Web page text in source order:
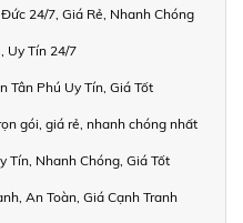
24/7, Giá Rẻ, Nhanh Chóng
Uy Tín 24/7
Tân Phú Uy Tín, Giá Tốt
gói, giá rẻ, nhanh chóng nhất
Tín, Nhanh Chóng, Giá Tốt
An Toàn, Giá Cạnh Tranh